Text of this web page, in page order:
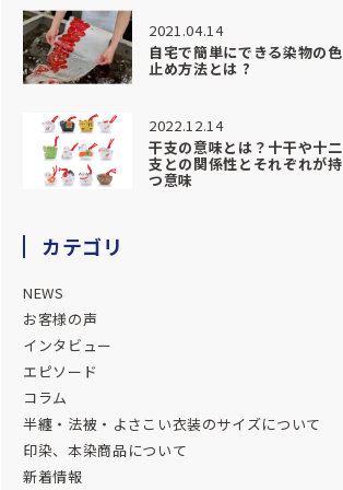
2021.04.14
自宅で簡単にできる染物の色
止め方法とは ?
2022.12.14
干支の意味とは？十干や十二
支との関係性とそれぞれが持
つ意味
カテゴリ
NEWS
お客様の声
インタビュー
エピソード
コラム
半纏・法被・よさこい衣装のサイズについて
印染、本染商品について
新着情報